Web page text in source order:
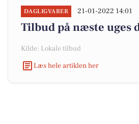
DAGLIGVARER 21-01-2022 14:01
Tilbud på næste uges
Kilde: Lokale tilbud
Læs hele artiklen her